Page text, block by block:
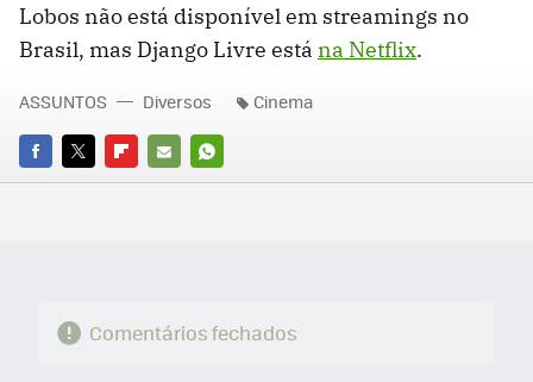
Lobos não está disponível em streamings no
Brasil, mas Django Livre está na Netflix.
FACEBOOK
TWITTERFLIPBOARD
E-
WHATSAPP
ASSUNTOS Diversos Cinema
Comentários fechados